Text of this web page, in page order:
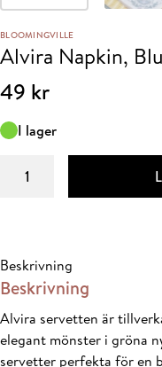
BLOOMINGVILLE
Alvira Napkin,
49 kr
I lager
Napkin,
mängd
Beskrivning
Beskrivning
Alvira servetten är
elegant mönster i gröna
servetter perfekta för en